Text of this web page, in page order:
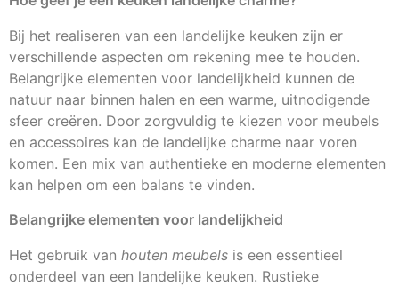
Bij het realiseren van een landelijke keuken zijn er
verschillende aspecten om rekening mee te houden.
Belangrijke elementen voor landelijkheid kunnen de
natuur naar binnen halen en een warme, uitnodigende
sfeer creëren. Door zorgvuldig te kiezen voor meubels
en accessoires kan de landelijke charme naar voren
komen. Een mix van authentieke en moderne elementen
kan helpen om een balans te vinden.
Belangrijke elementen voor landelijkheid
Het gebruik van houten meubels is een essentieel
onderdeel van een landelijke keuken. Rustieke